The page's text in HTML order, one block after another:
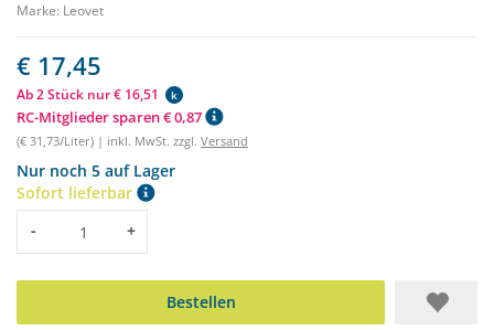
Marke: Leovet
€ 17,45
Ab 2 Stück nur € 16,51 k
RC-Mitglieder sparen € 0,87
(€ 31,73/Liter) | inkl. MwSt. zzgl. Versand
Nur noch 5 auf Lager
Sofort lieferbar
Menge
- +
Bestellen